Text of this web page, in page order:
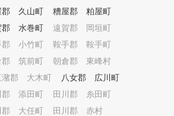
郡 久山町
糟屋郡 粕屋町
郡 水巻町
遠賀郡 岡垣町
郡 小竹町
鞍手郡 鞍手町
郡 筑前町
朝倉郡 東峰村
潴郡 大木町
八女郡 広川町
郡 添田町
田川郡 糸田町
郡 大任町
田川郡 赤村